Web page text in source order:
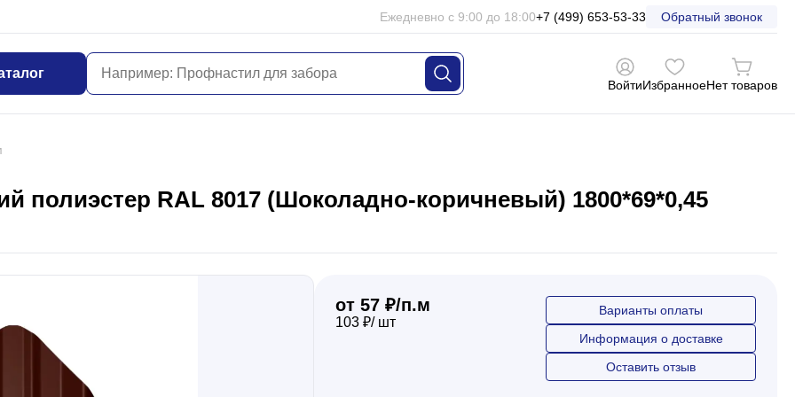
Ежедневно с 9:00 до 18:00+7 (499) 653-53-33 Обратный звонок
ВойтиИзбранноеНет товаров
полиэстер RAL 8017 (Шоколадно-коричневый) 1800*69*0,45
от 57 ₽/п.м
103 ₽/ шт
Варианты оплаты
Информация о доставке
Оставить отзыв